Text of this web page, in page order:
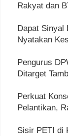
Rakyat dan
Dapat Sinyal
Nyatakan
Pengurus
Ditarget
Perkuat
Pelantikan,
Sisir PETI di